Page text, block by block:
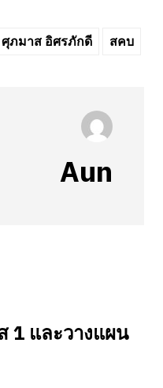
ศุภมาส อิศรภักดี สคบ
Aun
1 และวางแผน